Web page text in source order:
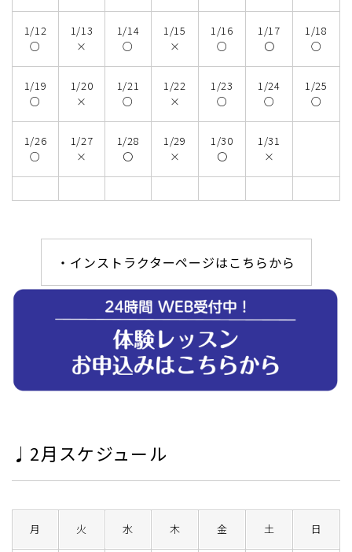
1/12
○
1/13
×
1/14
○
1/15
×
1/16
○
1/17
〇
1/18
○
1/19
○
1/20
×
1/21
○
1/22
×
1/23
○
1/24
○
1/25
○
1/26
○
1/27
×
1/28
〇
1/29
×
1/30
〇
1/31
×
・インストラクターページはこちらから
♩2月スケジュール
月 火 水 木 金 土 日